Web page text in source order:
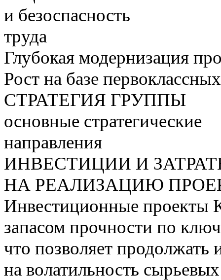
и безоспасность
труда
Глубокая модернизация
Рост на базе
СТРАТЕГИЯ ГРУППЫ
основные стратегические
направления
ИНВЕСТИЦИИ И
НА РЕАЛИЗАЦИЮ
Инвестиционные проекты
запасом прочности по
что позволяет продолжать
на волатильность